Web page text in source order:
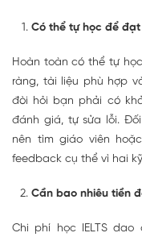
Có thể tự học để đạt
Hoàn toàn có thể tự
ràng, tài liệu phù hợp
đòi hỏi bạn phải có
đánh giá, tự sửa lỗi.
nên tìm giáo viên
feedback cụ thể vì hai
Cần bao nhiêu tiền
Chi phí học IELTS